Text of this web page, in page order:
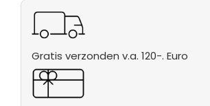
Gratis verzonden v.a. 120-. Euro